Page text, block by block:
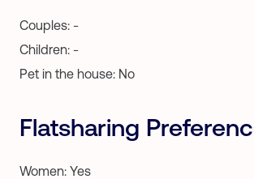
Couples: -
Children: -
Pet in the house: No
Flatsharing
Women: Yes